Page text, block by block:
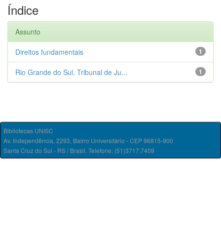
Índice
Assunto
1
Direitos fundamentais
1
Rio Grande do Sul. Tribunal de Ju...
Bibliotecas UNISC
Av. Independência, 2293, Bairro Universitário - CEP 96815-900
Santa Cruz do Sul - RS / Brasil. Telefone: (51)3717.7409